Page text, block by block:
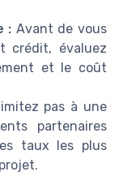
: Avant de vous
crédit, évaluez
et le coût
pas à une
partenaires
taux les plus